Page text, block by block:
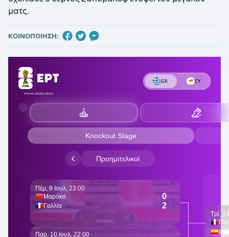
ματς.
ΚΟΙΝΟΠΟΙΗΣΗ: